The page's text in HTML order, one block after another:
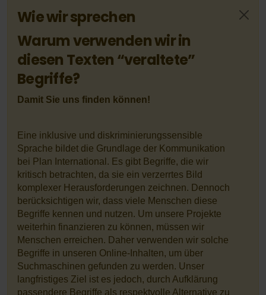
Wie wir sprechen
Warum verwenden wir in
diesen Texten “veraltete”
Begriffe?
Damit Sie uns finden können!
Eine inklusive und diskriminierungssensible
Sprache bildet die Grundlage der Kommunikation
bei Plan International. Es gibt Begriffe, die wir
kritisch betrachten, da sie ein verzerrtes Bild
komplexer Herausforderungen zeichnen. Dennoch
berücksichtigen wir, dass viele Menschen diese
Begriffe kennen und nutzen. Um unsere Projekte
weiterhin finanzieren zu können, müssen wir
Menschen erreichen. Daher verwenden wir solche
Begriffe in unseren Online-Inhalten, um über
Suchmaschinen gefunden zu werden. Unser
langfristiges Ziel ist es jedoch, durch Aufklärung
passendere Begriffe als respektvolle Alternative zu